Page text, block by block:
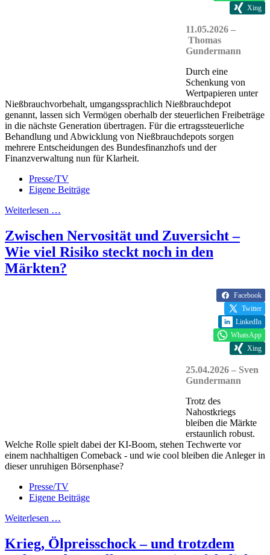
Xing
11.05.2026 –
Thomas
Gundermann
Durch eine
Schenkung von
Wertpapieren unter
Nießbrauchvorbehalt, umgangssprachlich Nießbrauchdepot
genannt, lassen sich Vermögen oberhalb der steuerlichen Freibeträge
in die nächste Generation übertragen. Für die ertragssteuerliche
Behandlung und Abwicklung von Nießbrauchdepots sorgen
mehrere Entscheidungen des Bundesfinanzhofs und der
Finanzverwaltung nun für Klarheit.
Presse/TV
Eigene Beiträge
Weiterlesen …
Zwischen Nervosität und Zuversicht –
Wie viel Risiko steckt noch in den
Märkten?
Facebook
Twitter
LinkedIn
WhatsApp
Xing
25.04.2026 – Sven
Gundermann
Trotz des
Nahostkriegs
bleiben die Märkte
erstaunlich robust.
Welche Rolle spielt dabei der KI-Boom, stehen Techwerte vor
einem nachhaltigen Comeback - und wie cool bleiben die Anleger in
dieser unruhigen Börsenphase?
Presse/TV
Eigene Beiträge
Weiterlesen …
Krieg, Ölpreisschock – und trotzdem